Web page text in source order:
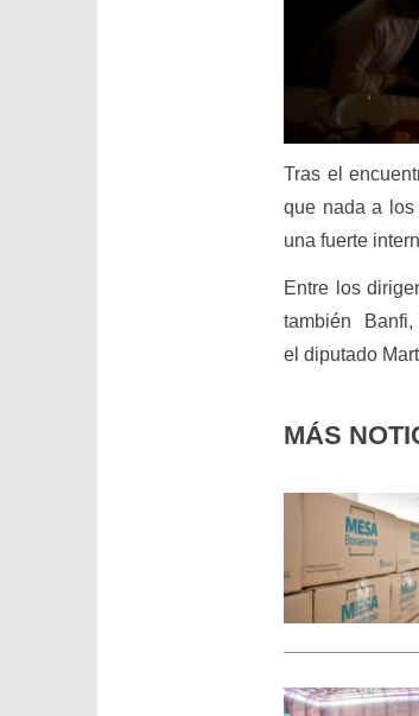
Tras el
que nada a los
una fuerte
Entre los
también
el diputado
MÁS